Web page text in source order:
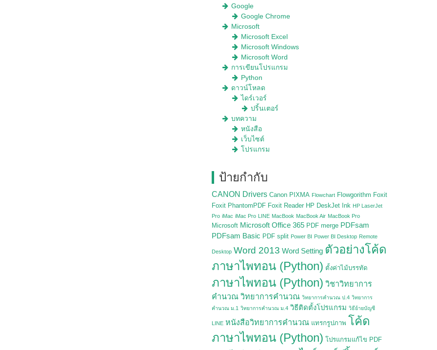
Google
Google Chrome
Microsoft
Microsoft Excel
Microsoft Windows
Microsoft Word
การเขียนโปรแกรม
Python
ดาวน์โหลด
ไดร์เวอร์
ปริ้นเตอร์
บทความ
หนังสือ
เว็บไซต์
โปรแกรม
ป้ายกำกับ
CANON Drivers Canon PIXMA Flowchart Flowgorithm Foxit
Foxit PhantomPDF Foxit Reader HP DeskJet Ink HP LaserJet
Pro iMac iMac Pro LINE MacBook MacBook Air MacBook Pro
Microsoft Microsoft Office 365 PDF merge PDFsam
PDFsam Basic PDF split Power BI Power BI Desktop Remote
Desktop Word 2013 Word Setting ตัวอย่างโค้ด
ภาษาไพทอน (Python) ตั้งค่าไม้บรรทัด
ภาษาไพทอน (Python) วิชาวิทยาการ
คำนวณ วิทยาการคำนวณ วิทยาการคำนวณ ป.4 วิทยาการ
คำนวณ ม.1 วิทยาการคำนวณ ม.4 วิธีติดตั้งโปรแกรม วิธีย้ายบัญชี
LINE หนังสือวิทยาการคำนวณ แทรกรูปภาพ โค้ด
ภาษาไพทอน (Python) โปรแกรมแก้ไข PDF